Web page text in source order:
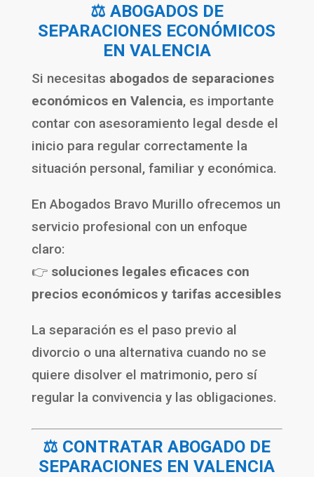
⚖️ ABOGADOS DE
SEPARACIONES ECONÓMICOS
EN VALENCIA
Si necesitas abogados de separaciones
económicos en Valencia, es importante
contar con asesoramiento legal desde el
inicio para regular correctamente la
situación personal, familiar y económica.
En Abogados Bravo Murilloofrecemos un
servicio profesional con un enfoque
claro:
👉 soluciones legales eficaces con
precios económicos y tarifas accesibles
La separación es el paso previo al
divorcio o una alternativa cuando no se
quiere disolver el matrimonio, pero sí
regular la convivencia y las obligaciones.
⚖️ CONTRATAR ABOGADO DE
SEPARACIONES EN VALENCIA